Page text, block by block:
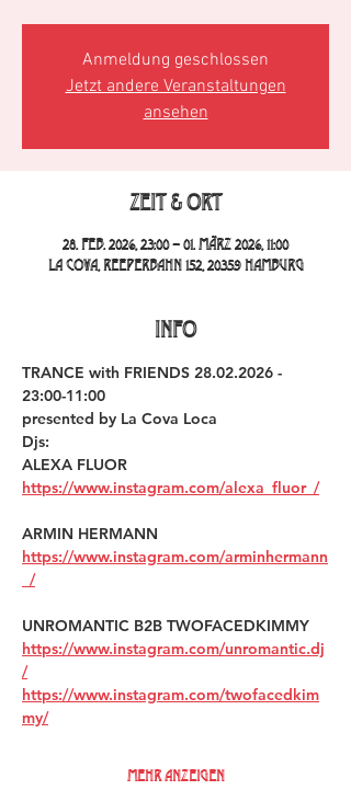
Anmeldung geschlossen
Jetzt andere Veranstaltungen
ansehen
Zeit & Ort
28. Feb. 2026, 23:00 – 01. März 2026, 11:00
La Cova, Reeperbahn 152, 20359 Hamburg
INFO
TRANCE with FRIENDS 28.02.2026 -
23:00-11:00
presented by La Cova Loca
Djs:
ALEXA FLUOR
https://www.instagram.com/alexa_fluor_/
ARMIN HERMANN
https://www.instagram.com/arminhermann
_/
UNROMANTIC B2B TWOFACEDKIMMY
https://www.instagram.com/unromantic.dj
/
https://www.instagram.com/twofacedkim
my/
Mehr anzeigen